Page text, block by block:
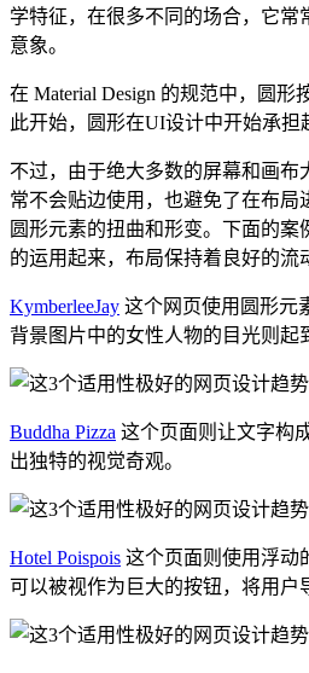
学特征，在很多不同的场合，它常
意象。
在 Material Design 的规范中，圆
此开始，圆形在UI设计中开始承担
不过，由于绝大多数的屏幕和画布
常不会贴边使用，也避免了在布局
圆形元素的扭曲和形变。下面的
的运用起来，布局保持着良好的流
KymberleeJay 这个网页使用圆形元
背景图片中的女性人物的目光则起
Buddha Pizza 这个页面则让文字构
出独特的视觉奇观。
Hotel Poispois 这个页面则使用浮动
可以被视作为巨大的按钮，将用户